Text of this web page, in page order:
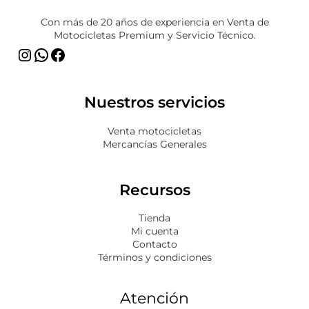
Con más de 20 años de experiencia en Venta de
Motocicletas Premium y Servicio Técnico.
Nuestros servicios
Venta motocicletas
Mercancías Generales
Recursos
Tienda
Mi cuenta
Contacto
Términos y condiciones
Atención